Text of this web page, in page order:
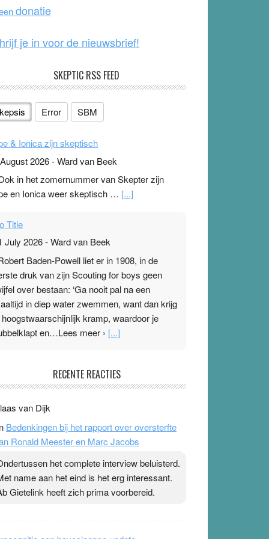
kdonatie
je in voor de nieuwsbrief!
SKEPTIC RSS FEED
Error SBM
& Ionica zijn skeptisch
2026-Ward van Beek
in het zomernummer van Skepter zijn
en Ionica weer skeptisch … [...]
Title
July 2026-Ward van Beek
Baden-Powell liet er in 1908, in de
druk van zijn Scouting for boys geen
over bestaan: ‘Ga nooit pal na een
in diep water zwemmen, want dan krijg
kramp, waardoor je
en…Lees meer › [...]
Ward van Beek
Ze hopen ermee hun hartslag te
terwijl ze meer zuurstof opnemen.
heeft zo’n pleister geen effect. Maar het
Door…Lees meer Pleisterplakkers in de
› [...]
RECENTE REACTIES
van Dijk
Bedenkingen bij het rapport over oversterfte
Ronald Meester en Marc Jacobs
het complete interview beluisterd.
name aan het eind is het erg interessant.
Gietelink heeft zich prima voorbereid.